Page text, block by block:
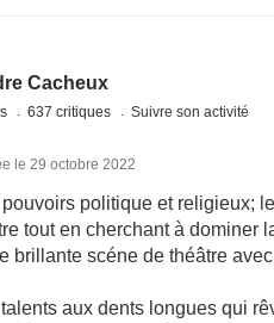
Cacheux
637 critiques Suivre son activité
le 29 octobre 2022
politique et religieux;
tout en cherchant à dominer
brillante scéne de théâtre
aux dents longues qui